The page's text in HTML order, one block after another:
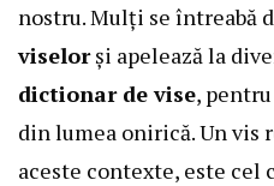
nostru. Mulți se întreabă
viselorși apelează la
dictionar de vise,
din lumea onirică. Un vis
aceste contexte, este cel